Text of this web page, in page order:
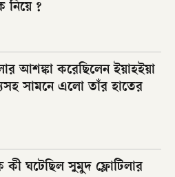
নিয়ে ?
আশঙ্কা করেছিলেন ইয়াহইয়া
সামনে এলো তাঁর হাতের
কী ঘটেছিল সুমুদ ফ্লোটিলার